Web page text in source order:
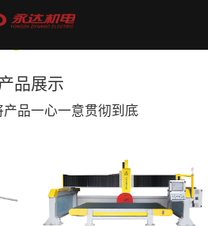
品展示
产品一心一意贯彻到底